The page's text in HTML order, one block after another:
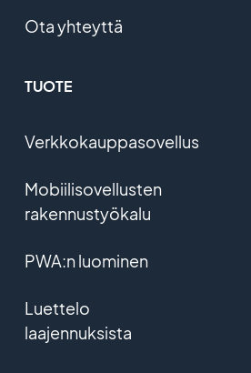
Ota yhteyttä
TUOTE
Verkkokauppasovellus
Mobiilisovellusten
rakennustyökalu
PWA:n luominen
Luettelo
laajennuksista